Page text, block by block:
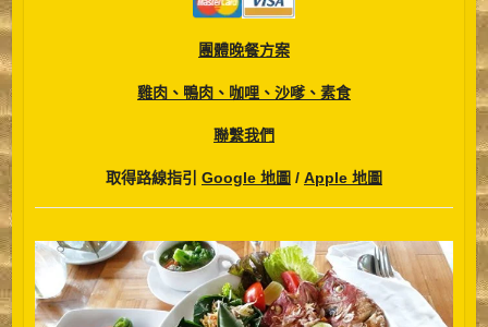
團體晚餐方案
雞肉、鴨肉、咖哩、沙嗲、素食
聯繫我們
取得路線指引 Google 地圖 / Apple 地圖